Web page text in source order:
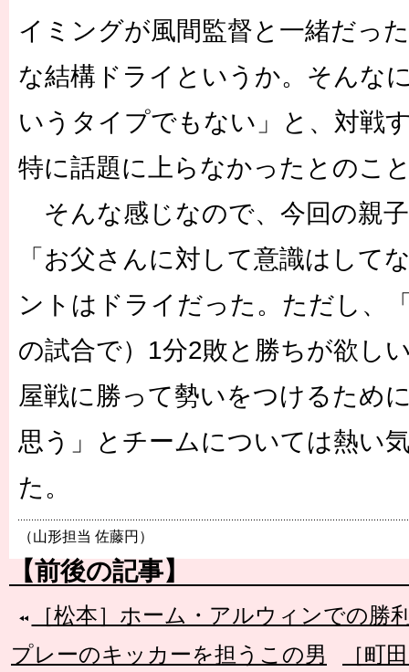
イミングが風間監督と一緒だっ
な結構ドライというか。そんな
いうタイプでもない」と、対戦
特に話題に上らなかったとのこ
そんな感じなので、今回の親
「お父さんに対して意識はして
ントはドライだった。ただし、
の試合で）1分2敗と勝ちが欲し
屋戦に勝って勢いをつけるため
思う」とチームについては熱い
た。
（山形担当 佐藤円）
【前後の記事】
［松本］ホーム・アルウィンでの勝
プレーのキッカーを担うこの男
［町